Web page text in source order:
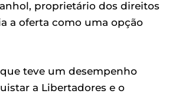
proprietário dos direitos
a oferta como uma opção
teve um desempenho
a Libertadores e o